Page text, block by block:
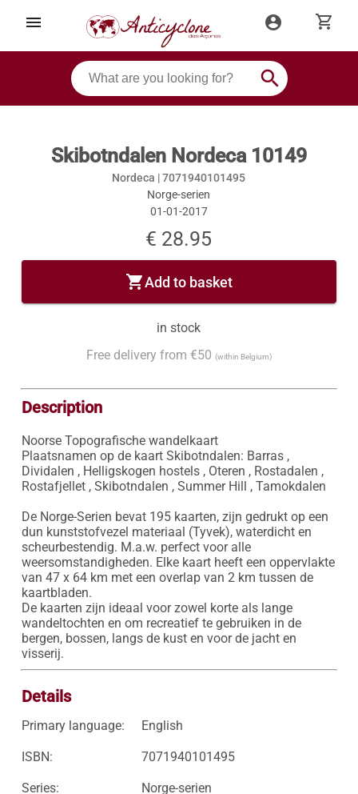
menu account_circle shopping_cart
search
Skibotndalen Nordeca 10149
Nordeca |7071940101495
Norge-serien
01-01-2017
€ 28.95
shopping_cartAdd to basket
in stock
Free delivery from €50 (within Belgium)
Description
Noorse Topografische wandelkaart
Plaatsnamen op de kaart Skibotndalen: Barras ,
Dividalen , Helligskogen hostels , Oteren , Rostadalen ,
Rostafjellet , Skibotndalen , Summer Hill , Tamokdalen
De Norge-Serien bevat 195 kaarten, zijn gedrukt op een
dun kunststofvezel materiaal (Tyvek), waterdicht en
scheurbestendig. M.a.w. perfect voor alle
weersomstandigheden. Elke kaart heeft een oppervlakte
van 47 x 64 km met een overlap van 2 km tussen de
kaartbladen.
De kaarten zijn ideaal voor zowel korte als lange
wandeltochten en om recreatief te gebruiken in de
bergen, bossen, langs de kust en voor de jacht en
visserij.
Details
Primary language: English
ISBN: 7071940101495
Series: Norge-serien